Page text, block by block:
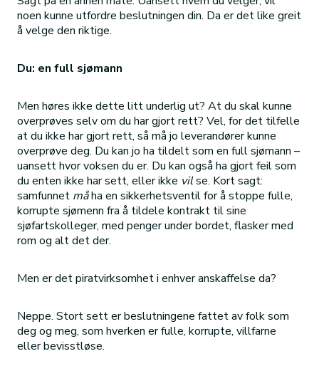
noen kunne utfordre beslutningen din. Da er det like greit
å velge den riktige.
Du: en full sjømann
Men høres ikke dette litt underlig ut? At du skal kunne
overprøves selv om du har gjort rett? Vel, for det tilfelle
at du ikke har gjort rett, så må jo leverandører kunne
overprøve deg. Du kan jo ha tildelt som en full sjømann –
uansett hvor voksen du er. Du kan også ha gjort feil som
du enten ikke har sett, eller ikke vilse. Kort sagt:
samfunnet måha en sikkerhetsventil for å stoppe fulle,
korrupte sjømenn fra å tildele kontrakt til sine
sjøfartskolleger, med penger under bordet, flasker med
rom og alt det der.
Men er det piratvirksomhet i enhver anskaffelse da?
Neppe. Stort sett er beslutningene fattet av folk som
deg og meg, som hverken er fulle, korrupte, villfarne
eller bevisstløse.